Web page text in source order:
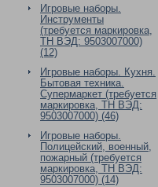
Игровые наборы.
Инструменты
(требуется маркировка,
ТН ВЭД: 9503007000)
(12)
Игровые наборы. Кухня.
Бытовая техника.
Супермаркет (требуется
маркировка, ТН ВЭД:
9503007000) (46)
Игровые наборы.
Полицейский, военный,
пожарный (требуется
маркировка, ТН ВЭД:
9503007000) (14)